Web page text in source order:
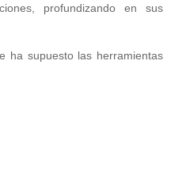
profundizando en sus
ha supuesto las herramientas